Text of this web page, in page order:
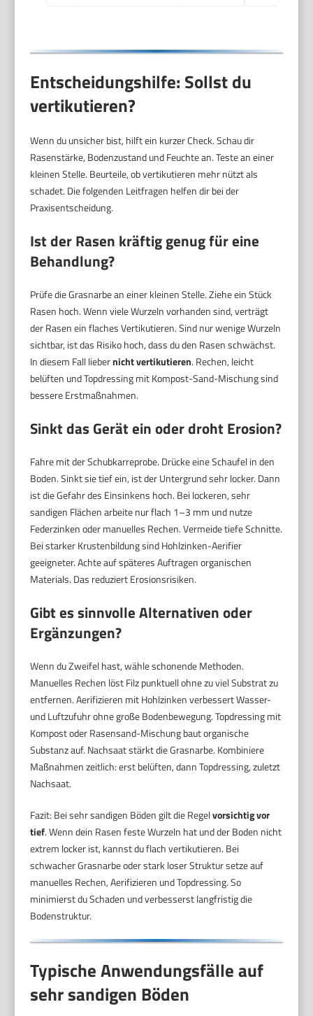
Entscheidungshilfe: Sollst du
vertikutieren?
Wenn du unsicher bist, hilft ein kurzer Check. Schau dir
Rasenstärke, Bodenzustand und Feuchte an. Teste an einer
kleinen Stelle. Beurteile, ob vertikutieren mehr nützt als
schadet. Die folgenden Leitfragen helfen dir bei der
Praxisentscheidung.
Ist der Rasen kräftig genug für eine
Behandlung?
Prüfe die Grasnarbe an einer kleinen Stelle. Ziehe ein Stück
Rasen hoch. Wenn viele Wurzeln vorhanden sind, verträgt
der Rasen ein flaches Vertikutieren. Sind nur wenige Wurzeln
sichtbar, ist das Risiko hoch, dass du den Rasen schwächst.
In diesem Fall liebernicht vertikutieren. Rechen, leicht
belüften und Topdressing mit Kompost-Sand-Mischung sind
bessere Erstmaßnahmen.
Sinkt das Gerät ein oder droht Erosion?
Fahre mit der Schubkarreprobe. Drücke eine Schaufel in den
Boden. Sinkt sie tief ein, ist der Untergrund sehr locker. Dann
ist die Gefahr des Einsinkens hoch. Bei lockeren, sehr
sandigen Flächen arbeite nur flach 1–3 mm und nutze
Federzinken oder manuelles Rechen. Vermeide tiefe Schnitte.
Bei starker Krustenbildung sind Hohlzinken-Aerifier
geeigneter. Achte auf späteres Auftragen organischen
Materials. Das reduziert Erosionsrisiken.
Gibt es sinnvolle Alternativen oder
Ergänzungen?
Wenn du Zweifel hast, wähle schonende Methoden.
Manuelles Rechen löst Filz punktuell ohne zu viel Substrat zu
entfernen. Aerifizieren mit Hohlzinken verbessert Wasser-
und Luftzufuhr ohne große Bodenbewegung. Topdressing mit
Kompost oder Rasensand-Mischung baut organische
Substanz auf. Nachsaat stärkt die Grasnarbe. Kombiniere
Maßnahmen zeitlich: erst belüften, dann Topdressing, zuletzt
Nachsaat.
Fazit: Bei sehr sandigen Böden gilt die Regelvorsichtig vor
tief. Wenn dein Rasen feste Wurzeln hat und der Boden nicht
extrem locker ist, kannst du flach vertikutieren. Bei
schwacher Grasnarbe oder stark loser Struktur setze auf
manuelles Rechen, Aerifizieren und Topdressing. So
minimierst du Schaden und verbesserst langfristig die
Bodenstruktur.
Typische Anwendungsfälle auf
sehr sandigen Böden